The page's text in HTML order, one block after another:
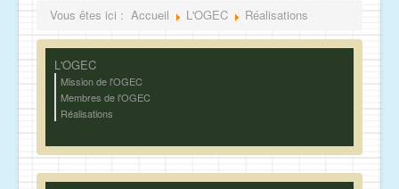
Vous êtes ici : Accueil L'OGEC Réalisations
L'OGEC
Mission de l'OGEC
Membres de l'OGEC
Réalisations